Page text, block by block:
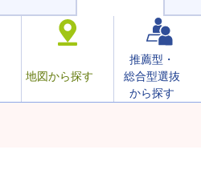
地図から探す
推薦型・
総合型選抜
から探す